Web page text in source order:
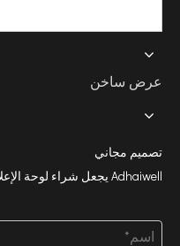
عرض ساخن
تصميم مجاني
Adhaiwell يجعل شراء لوحة الإعلانات أمرًا سهلاً.